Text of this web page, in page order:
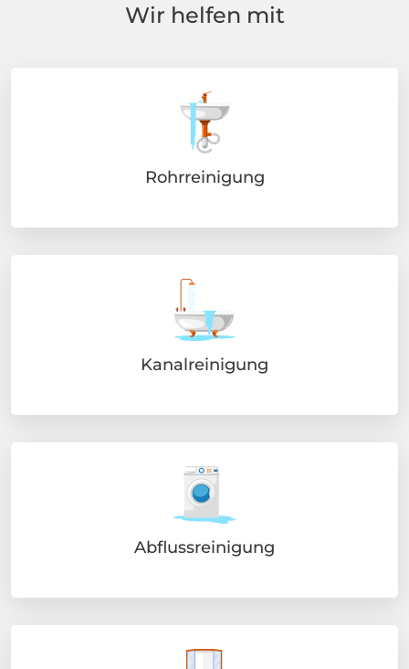
Wir helfen mit
Rohrreinigung
Kanalreinigung
Abflussreinigung